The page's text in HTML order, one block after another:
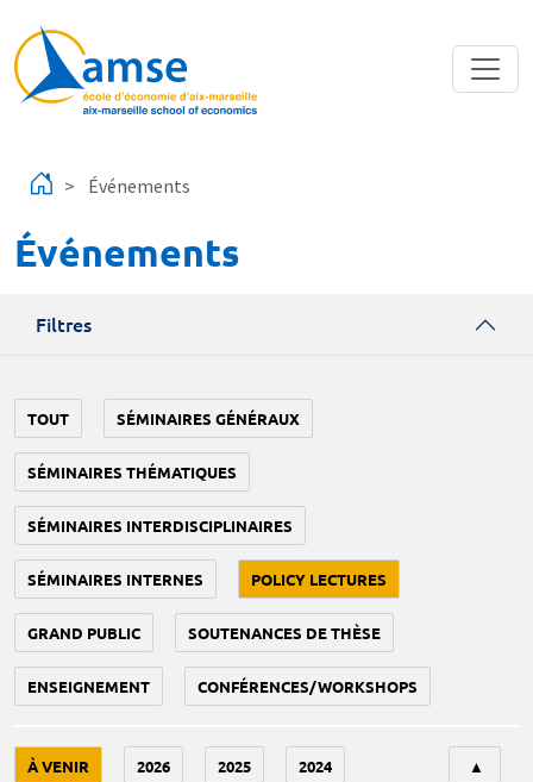
Événements
Événements
Filtres
TOUT SÉMINAIRES GÉNÉRAUX
SÉMINAIRES THÉMATIQUES
SÉMINAIRES INTERDISCIPLINAIRES
SÉMINAIRES INTERNES POLICY LECTURES
GRAND PUBLIC SOUTENANCES DE THÈSE
ENSEIGNEMENT CONFÉRENCES/WORKSHOPS
À VENIR 2026 2025 2024 ▲